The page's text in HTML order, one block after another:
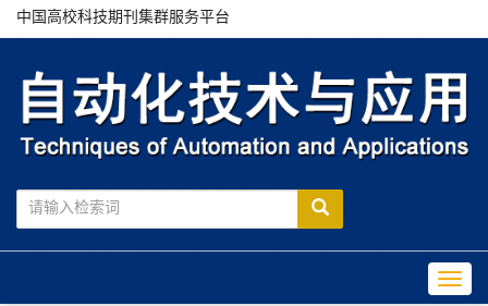
中国高校科技期刊集群服务平台